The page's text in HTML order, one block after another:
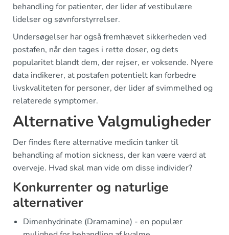
behandling for patienter, der lider af vestibulære
lidelser og søvnforstyrrelser.
Undersøgelser har også fremhævet sikkerheden ved
postafen, når den tages i rette doser, og dets
popularitet blandt dem, der rejser, er voksende. Nyere
data indikerer, at postafen potentielt kan forbedre
livskvaliteten for personer, der lider af svimmelhed og
relaterede symptomer.
Alternative Valgmuligheder
Der findes flere alternative medicin tanker til
behandling af motion sickness, der kan være værd at
overveje. Hvad skal man vide om disse individer?
Konkurrenter og naturlige
alternativer
Dimenhydrinate (Dramamine) - en populær